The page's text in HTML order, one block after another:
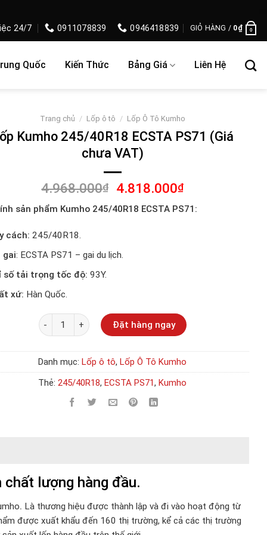
24/7 0911078839 0946418839 GIỎ HÀNG / 0₫ 0
Quốc Kiến Thức Bảng Giá Liên Hệ
Trang chủ / Lốp ô tô / Lốp Ô Tô Kumho
Kumho 245/40R18 ECSTA PS71 (Giá
chưa VAT)
4.968.000₫
Giá
là:
4.818.000₫Giá
tại
sản phẩm Kumho 245/40R18 ECSTA PS71:
cách: 245/40R18.
gai: ECSTA PS71 – gai du lịch.
số tải trọng tốc độ: 93Y.
xứ: Hàn Quốc.
Số lượng
Đặt hàng ngay
Danh mục: Lốp ô tô, Lốp Ô Tô Kumho
Thẻ:245/40R18, ECSTA PS71, Kumho
lượng hàng đầu.
. Là thương hiệu được thành lập và đi vào hoạt động từ
được xuất khẩu đến 160 thị trường, kể cả các thị trường